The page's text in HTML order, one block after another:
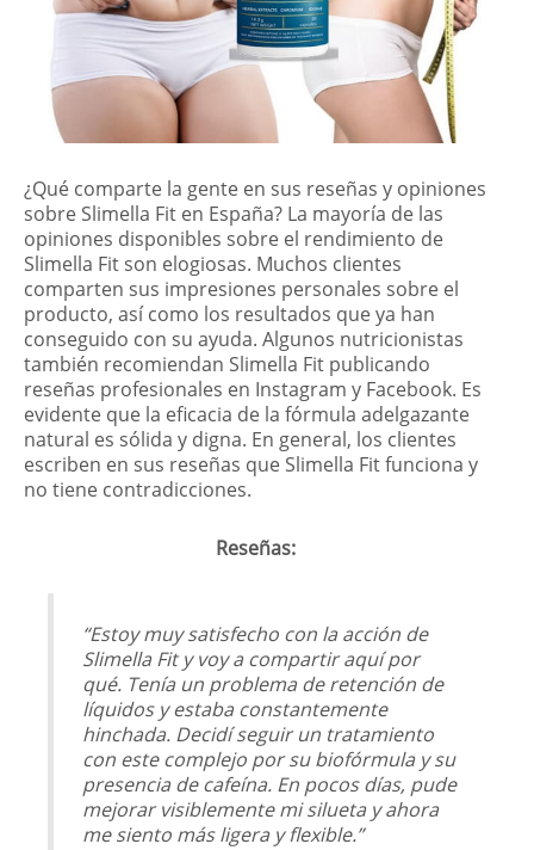
¿Qué comparte la gente en sus reseñas y opiniones
sobre Slimella Fit en España? La mayoría de las
opiniones disponibles sobre el rendimiento de
Slimella Fit son elogiosas. Muchos clientes
comparten sus impresiones personales sobre el
producto, así como los resultados que ya han
conseguido con su ayuda. Algunos nutricionistas
también recomiendan Slimella Fit publicando
reseñas profesionales en Instagram y Facebook. Es
evidente que la eficacia de la fórmula adelgazante
natural es sólida y digna. En general, los clientes
escriben en sus reseñas que Slimella Fit funciona y
no tiene contradicciones.
Reseñas:
“Estoy muy satisfecho con la acción de
Slimella Fit y voy a compartir aquí por
qué. Tenía un problema de retención de
líquidos y estaba constantemente
hinchada. Decidí seguir un tratamiento
con este complejo por su biofórmula y su
presencia de cafeína. En pocos días, pude
mejorar visiblemente mi silueta y ahora
me siento más ligera y flexible.”